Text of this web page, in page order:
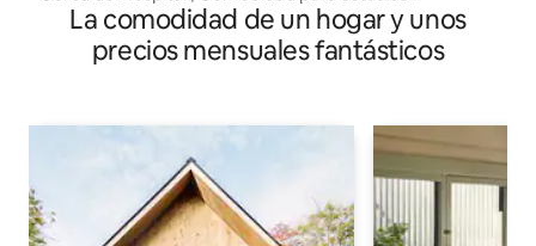
prolongadas
La comodidad de un hogar y unos
precios mensuales fantásticos